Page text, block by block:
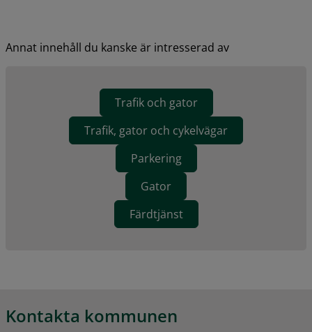
Annat innehåll du kanske är intresserad av
Trafik och gator
Trafik, gator och cykelvägar
Parkering
Gator
Färdtjänst
Kontakta kommunen